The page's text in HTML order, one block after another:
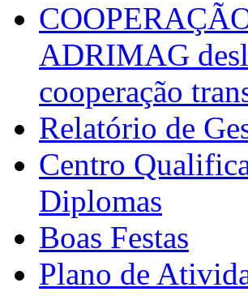
ADRIMAG
cooperação
Relatório de
Centro
Diplomas
Boas Festas
Plano de